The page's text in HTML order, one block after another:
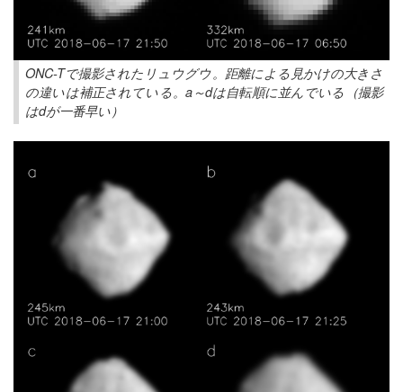
ONC-Tで撮影されたリュウグウ。距離による見かけの大きさ
の違いは補正されている。a～dは自転順に並んでいる（撮影
はdが一番早い）